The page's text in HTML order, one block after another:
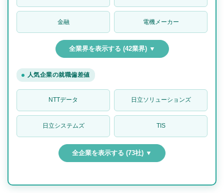
金融 電機メーカー
全業界を表示する (42業界) ▼
人気企業の就職偏差値
NTTデータ 日立ソリューションズ
日立システムズ TIS
全企業を表示する (73社) ▼